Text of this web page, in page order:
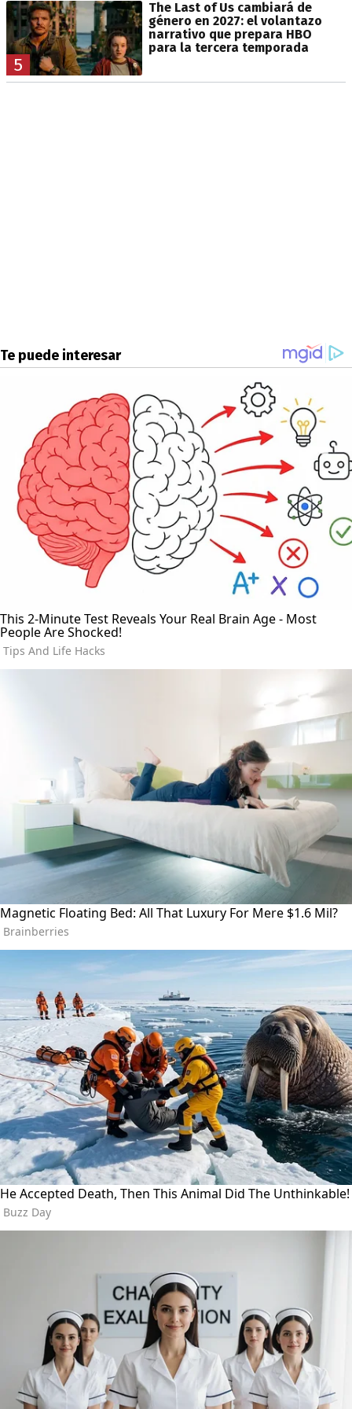
5
The Last of Us cambiará de
género en 2027: el volantazo
narrativo que prepara HBO
para la tercera temporada